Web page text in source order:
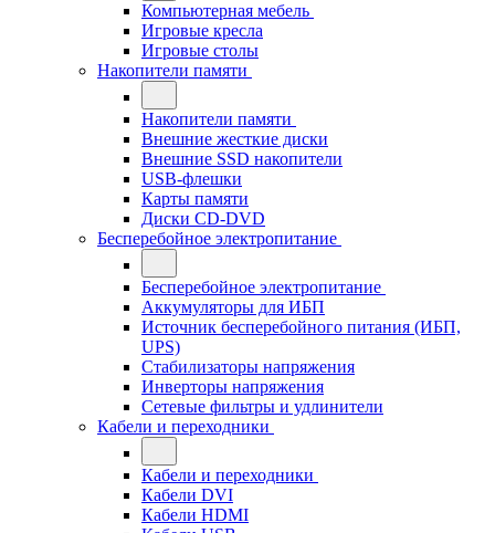
Компьютерная мебель
Игровые кресла
Игровые столы
Накопители памяти
Накопители памяти
Внешние жесткие диски
Внешние SSD накопители
USB-флешки
Карты памяти
Диски CD-DVD
Бесперебойное электропитание
Бесперебойное электропитание
Аккумуляторы для ИБП
Источник бесперебойного питания (ИБП,
UPS)
Стабилизаторы напряжения
Инверторы напряжения
Сетевые фильтры и удлинители
Кабели и переходники
Кабели и переходники
Кабели DVI
Кабели HDMI